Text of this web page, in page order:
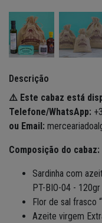
Descrição
⚠️ Este cabaz está
Telefone/WhatsApp:
ou Email:
Composição do cabaz:
Sardinha com
PT-BIO-04 - 120gr
Flor de sal frasco
Azeite virgem